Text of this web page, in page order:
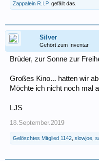
Zappalein R.I.P. gefällt das.
Silver
Gehört zum Inventar
Brüder, zur Sonne zur
Großes Kino... hatten wir
Möchte ich nicht noch mal
LJS
18.September.2019
Gelöschtes Mitglied 1142, slowjoe,